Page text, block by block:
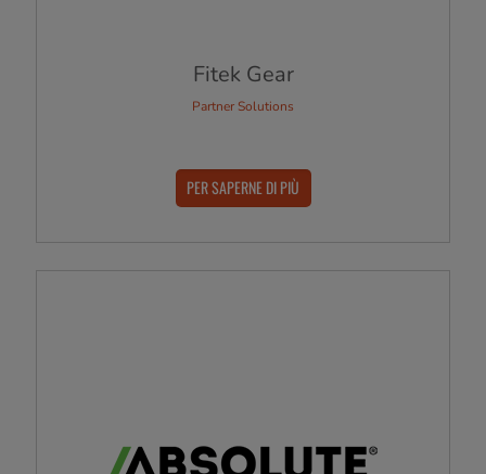
Fitek Gear
Partner Solutions
PER SAPERNE DI PIÙ